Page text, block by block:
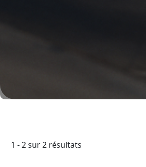
1 - 2 sur 2 résultats